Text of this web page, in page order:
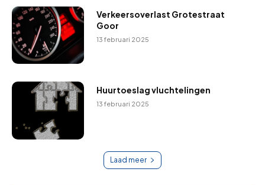
Verkeersoverlast Grotestraat
Goor
13 februari 2025
Huurtoeslag vluchtelingen
13 februari 2025
Laad meer